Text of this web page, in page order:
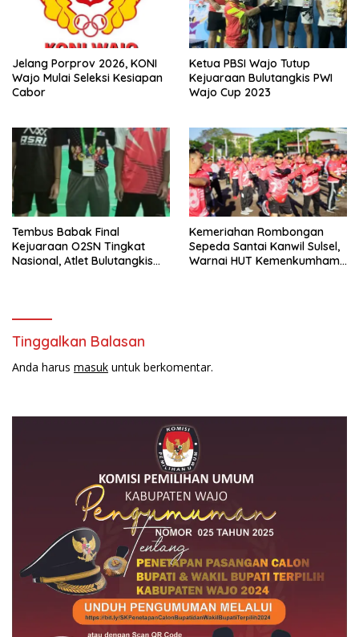
Jelang Porprov 2026, KONI
Wajo Mulai Seleksi Kesiapan
Cabor
Ketua PBSI Wajo Tutup
Kejuaraan Bulutangkis PWI
Wajo Cup 2023
Tembus Babak Final
Kejuaraan O2SN Tingkat
Nasional, Atlet Bulutangkis
Kemeriahan Rombongan
Sepeda Santai Kanwil Sulsel,
Warnai HUT Kemenkumham
Tinggalkan Balasan
Anda harus masuk untuk berkomentar.